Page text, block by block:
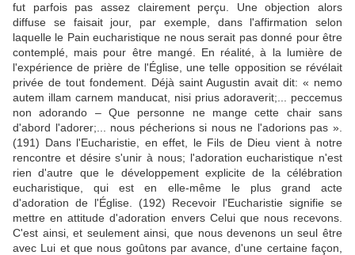
fut parfois pas assez clairement perçu. Une objection alors
diffuse se faisait jour, par exemple, dans l'affirmation selon
laquelle le Pain eucharistique ne nous serait pas donné pour être
contemplé, mais pour être mangé. En réalité, à la lumière de
l'expérience de prière de l'Église, une telle opposition se révélait
privée de tout fondement. Déjà saint Augustin avait dit: « nemo
autem illam carnem manducat, nisi prius adoraverit;... peccemus
non adorando – Que personne ne mange cette chair sans
d'abord l'adorer;... nous pécherions si nous ne l'adorions pas ».
(191) Dans l'Eucharistie, en effet, le Fils de Dieu vient à notre
rencontre et désire s'unir à nous; l'adoration eucharistique n'est
rien d'autre que le développement explicite de la célébration
eucharistique, qui est en elle-même le plus grand acte
d'adoration de l'Église. (192) Recevoir l'Eucharistie signifie se
mettre en attitude d'adoration envers Celui que nous recevons.
C'est ainsi, et seulement ainsi, que nous devenons un seul être
avec Lui et que nous goûtons par avance, d'une certaine façon,